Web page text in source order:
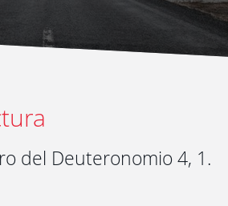
del Deuteronomio 4, 1.